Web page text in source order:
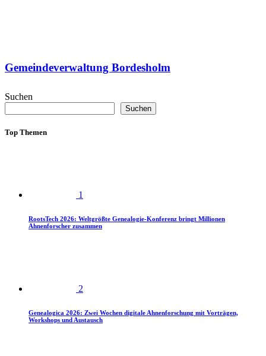
Gemeindeverwaltung Bordesholm
Suchen
Suchen
Top Themen
1
RootsTech 2026: Weltgrößte Genealogie-Konferenz bringt Millionen
Ahnenforscher zusammen
2
Genealogica 2026: Zwei Wochen digitale Ahnenforschung mit Vorträgen,
Workshops und Austausch